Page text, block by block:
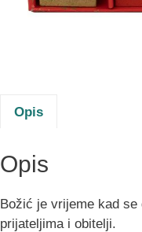
Opis
Opis
Božić je vrijeme kad se
prijateljima i obitelji.